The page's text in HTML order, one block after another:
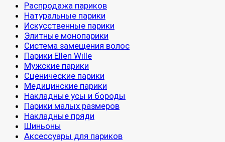
Распродажа париков
Натуральные парики
Искусственные парики
Элитные монопарики
Система замещения волос
Парики Ellen Wille
Мужские парики
Сценические парики
Медицинские парики
Накладные усы и бороды
Парики малых размеров
Накладные пряди
Шиньоны
Аксессуары для париков